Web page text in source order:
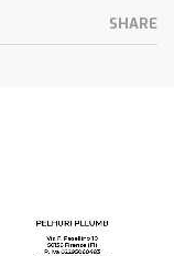
SHARE